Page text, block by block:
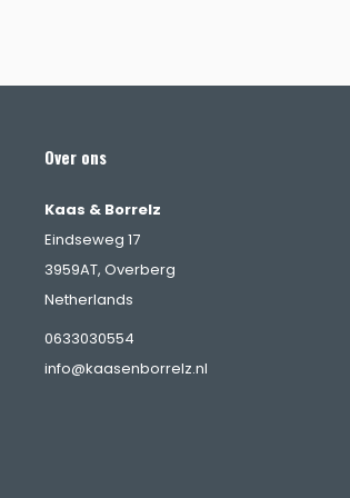
Over ons
Kaas & Borrelz
Eindseweg 17
3959AT, Overberg
Netherlands
0633030554
info@kaasenborrelz.nl